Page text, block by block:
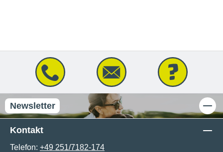
Newsletter
Kontakt
Telefon: +49 251/7182-174